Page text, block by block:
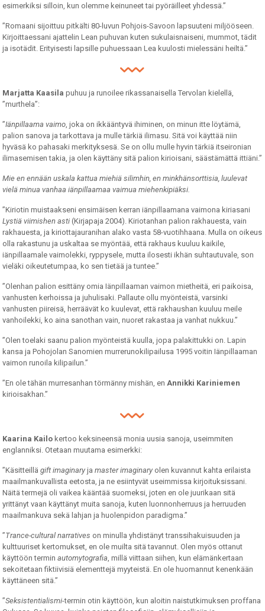
esimerkiksi silloin, kun olemme keinuneet tai pyöräilleet yhdessä.”
”Romaani sijoittuu pitkälti 80-luvun Pohjois-Savoon lapsuuteni miljööseen.
Kirjoittaessani ajattelin Lean puhuvan kuten sukulaisnaiseni, mummot, tädit
ja isotädit. Erityisesti lapsille puhuessaan Lea kuulosti mielessäni heiltä.”
Marjatta Kaasila puhuu ja runoilee rikassanaisella Tervolan kielellä,
”murthela”:
”Iänpillaama vaimo, joka on ikkääntyvä ihiminen, on minun itte löytämä,
palion sanova ja tarkottava ja mulle tärkiä ilimasu. Sitä voi käyttää niin
hyväsä ko pahasaki merkityksesä. Se on ollu mulle hyvin tärkiä itseironian
ilimasemisen takia, ja olen käyttäny sitä palion kirioisani, säästämättä ittiäni.”
Mie en ennään uskala kattua miehiä silimhin, en minkhänsorttisia, luulevat
vielä minua vanhaa iänpillaamaa vaimua miehenkipiäksi.
”Kiriotin muistaakseni ensimäisen kerran iänpillaamana vaimona kiriasani
Lystiä viimishen asti (Kirjapaja 2004). Kiriotanhan palion rakhauesta, vain
rakhauesta, ja kiriottajauranihan alako vasta 58-vuotihhaana. Mulla on oikeus
olla rakastunu ja uskaltaa se myöntää, että rakhaus kuuluu kaikile,
iänpillaamale vaimolekki, ryppysele, mutta ilosesti ikhän suhtautuvale, son
vieläki oikeutetumpaa, ko sen tietää ja tuntee.”
”Olenhan palion esittäny omia Iänpillaaman vaimon mietheitä, eri paikoisa,
vanhusten kerhoissa ja juhulisaki. Pallaute ollu myönteistä, varsinki
vanhusten piireisä, herräävät ko kuulevat, että rakhaushan kuuluu meile
vanhoilekki, ko aina sanothan vain, nuoret rakastaa ja vanhat nukkuu.”
”Olen toelaki saanu palion myönteistä kuulla, jopa palakittukki on. Lapin
kansa ja Pohojolan Sanomien murrerunokilipailusa 1995 voitin Iänpillaaman
vaimon runoila kilipailun.”
”En ole tähän murresanhan törmänny mishän, enAnnikki Kariniemen
kirioisakhan.”
Kaarina Kailo kertoo keksineensä monia uusia sanoja, useimmiten
englanniksi. Otetaan muutama esimerkki:
”Käsitteillägift imaginary jamaster imaginary olen kuvannut kahta erilaista
maailmankuvallista eetosta, ja ne esiintyvät useimmissa kirjoituksissani.
Näitä termejä oli vaikea kääntää suomeksi, joten en ole juurikaan sitä
yrittänyt vaan käyttänyt muita sanoja, kuten luonnonherruus ja herruuden
maailmankuva sekä lahjan ja huolenpidon paradigma.”
”Trance-cultural narratives on minulla yhdistänyt transsihakuisuuden ja
kulttuuriset kertomukset, en ole muilta sitä tavannut. Olen myös ottanut
käyttöön terminautomytografia, millä viittaan siihen, kun elämänkertaan
sekoitetaan fiktiivisiä elementtejä myyteistä. En ole huomannut kenenkään
käyttäneen sitä.”
”Seksistentialismi-termin otin käyttöön, kun aloitin naistutkimuksen proffana